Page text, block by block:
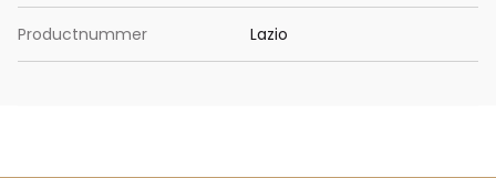
Productnummer Lazio